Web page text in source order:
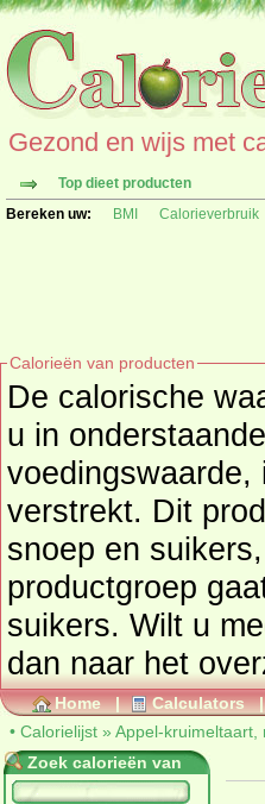
Gezond en wijs met
Top dieet producten
Bereken uw:
BMI Calorieverbruik
Calorieën van producten
De calorische
u in onderstaande
voedingswaarde,
snoep en suikers, voor een overzicht van producten uit deze
productgroep
suikers. Wilt u
dan
Home | Calculators |
• Calorielijst » Appel-kruimeltaart,
Zoek calorieën van